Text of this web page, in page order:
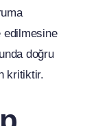
edilmesine
doğru
kritiktir.